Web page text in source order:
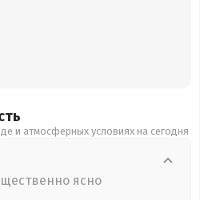
и атмосферных условиях на сегодня
ясно